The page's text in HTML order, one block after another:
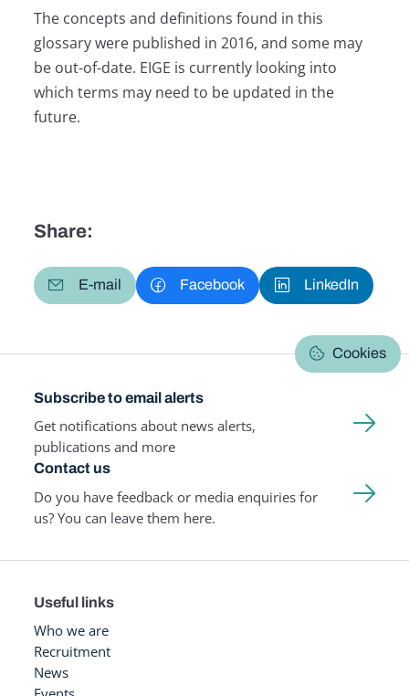
The concepts and definitions found in this
glossary were published in 2016, and some may
be out-of-date. EIGE is currently looking into
which terms may need to be updated in the
future.
Share:
E-mail Facebook LinkedIn
Cookies
Subscribe to email alerts
Get notifications about news alerts,
publications and more
Contact us
Do you have feedback or media enquiries for
us? You can leave them here.
Useful links
Who we are
Recruitment
News